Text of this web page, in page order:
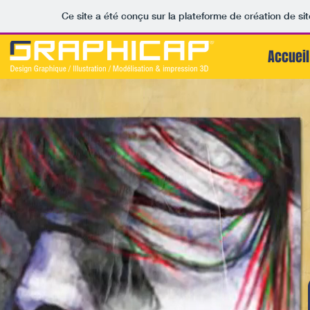
Ce site a été conçu sur la plateforme de création de
Accueil